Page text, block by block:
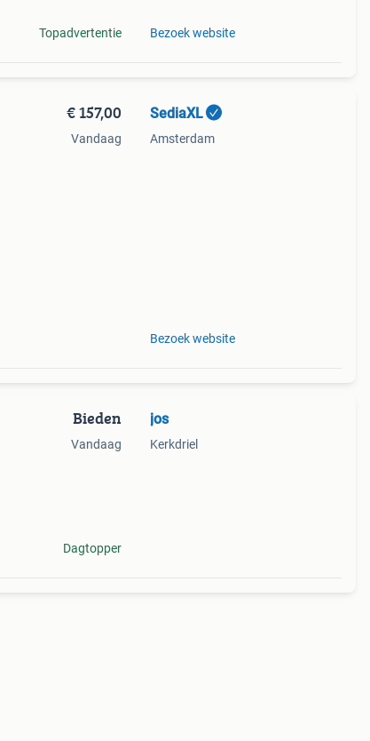
Topadvertentie Bezoek website
€ 157,00
Vandaag
SediaXL
Amsterdam
Bezoek website
Bieden
Vandaag
Dagtopper
jos
Kerkdriel